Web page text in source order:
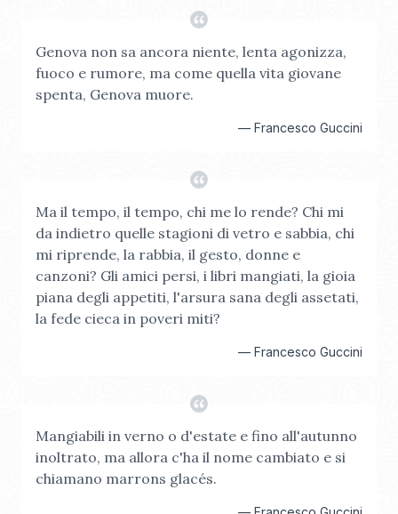
Genova non sa ancora niente, lenta agonizza,
fuoco e rumore, ma come quella vita giovane
spenta, Genova muore.
— Francesco Guccini
Ma il tempo, il tempo, chi me lo rende? Chi mi
da indietro quelle stagioni di vetro e sabbia, chi
mi riprende, la rabbia, il gesto, donne e
canzoni? Gli amici persi, i libri mangiati, la gioia
piana degli appetiti, l'arsura sana degli assetati,
la fede cieca in poveri miti?
— Francesco Guccini
Mangiabili in verno o d'estate e fino all'autunno
inoltrato, ma allora c'ha il nome cambiato e si
chiamano marrons glacés.